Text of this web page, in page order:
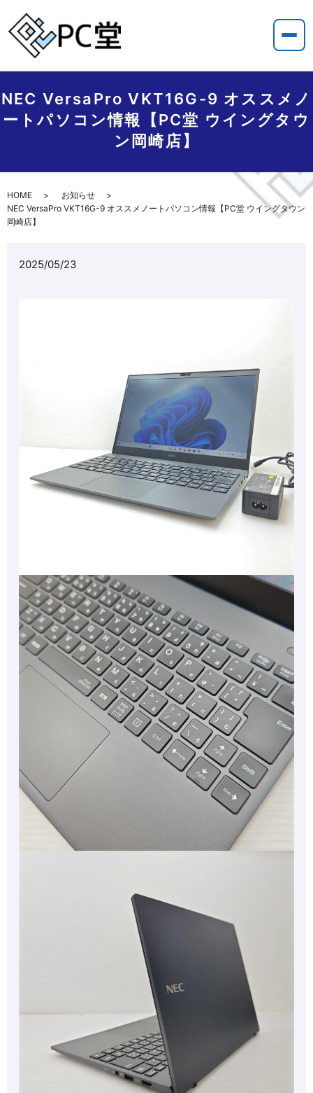
NEC VersaPro VKT16G-9 オススメノ
ートパソコン情報【PC堂 ウイングタウ
ン岡崎店】
HOME
お知らせ
NEC VersaPro VKT16G-9 オススメノートパソコン情報【PC堂 ウイングタウン
岡崎店】
2025/05/23